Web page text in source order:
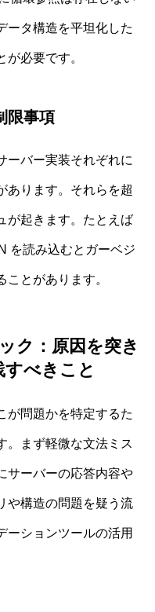
ータ構造を平坦化した
が必要です。
限事項
ーバー実装それぞれに
あります。それらを超
が起きます。たとえば
を読み込むとガーベジ
とがあります。
ク：原因を突き
べきこと
が問題かを特定するた
。まず軽微な文法ミス
サーバーの応答内容や
や構造の問題を疑う流
ーションツールの活用